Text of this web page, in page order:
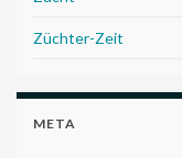
Züchter-Zeit
META